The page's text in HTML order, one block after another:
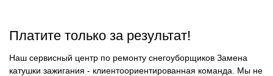
Платите только за результат!
Наш сервисный центр по ремонту снегоуборщиков Замена
катушки зажигания - клиентоориентированная команда. Мы не